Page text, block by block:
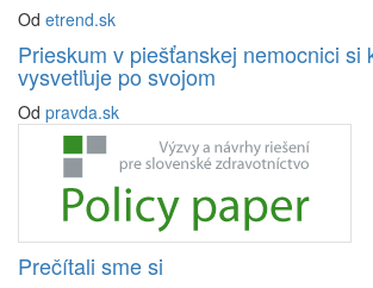
Od etrend.sk
Prieskum v piešťanskej nemocnici si
vysvetľuje po svojom
Od pravda.sk
Prečítali sme si